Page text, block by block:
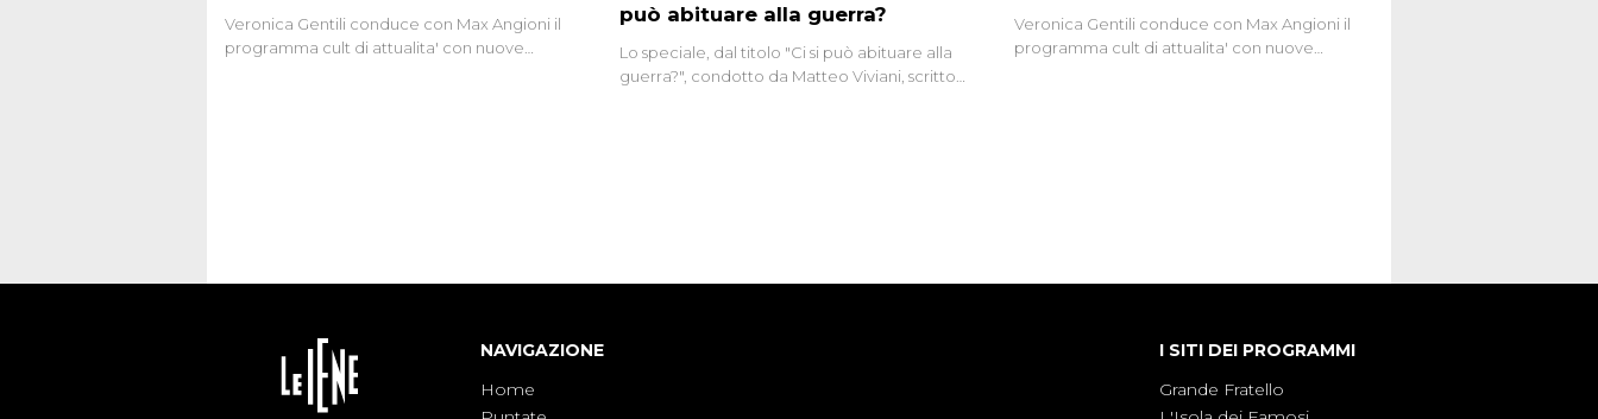
Veronica Gentili conduce con Max Angioni il
programma cult di attualita' con nuove
può abituare alla guerra?
Lo speciale, dal titolo "Ci si può abituare alla
guerra?", condotto da Matteo Viviani, scritto
Veronica Gentili conduce con Max Angioni il
programma cult di attualita' con nuove
NAVIGAZIONE
Home
I SITI DEI PROGRAMMI
Grande Fratello